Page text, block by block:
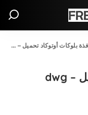
2d نافذة بلوکات أوتوكاد تحمیل – dwg